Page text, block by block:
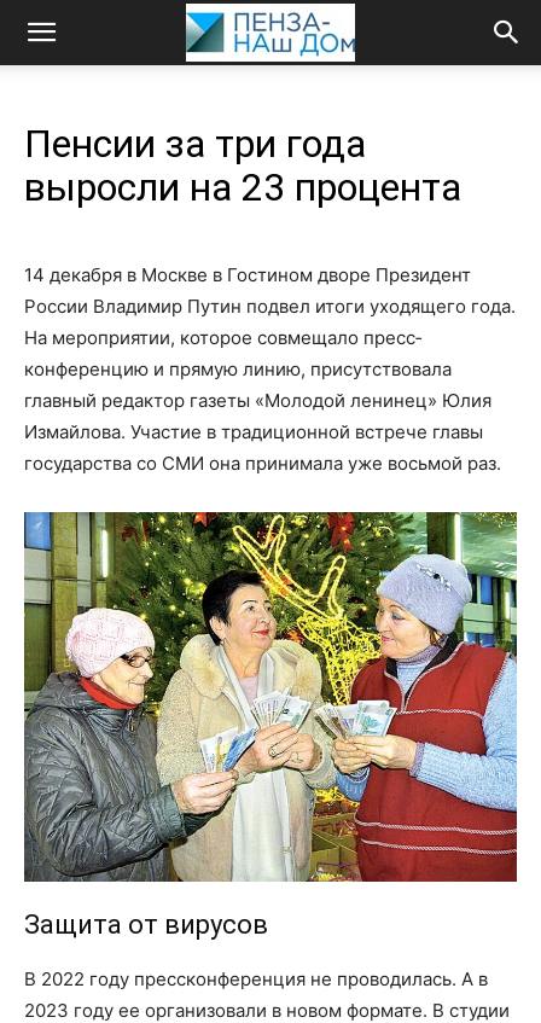
Пенсии за три года
выросли на 23 процента
14 декабря в Москве в Гостином дворе Президент
России Владимир Путин подвел итоги уходящего года.
На мероприятии, которое совмещало пресс­
конференцию и прямую линию, присутствовала
главный редактор газеты «Молодой ленинец» Юлия
Измайлова. Участие в традиционной встрече главы
государства со СМИ она принимала уже восьмой раз.
Защита от вирусов
В 2022 году пресс­конференция не проводилась. А в
2023 году ее организовали в новом формате. В студии